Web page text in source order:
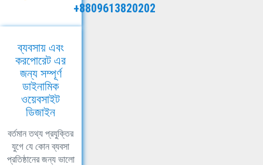
+8809613820202
ব্যবসায় এবং
করপোরেট এর
জন্য সম্পূর্ণ
ডাইনামিক
ওয়েবসাইট
ডিজাইন
বর্তমান তথ্য প্রযুক্তির
যুগে যে কোন ব্যবসা
প্রতিষ্ঠানের জন্য ভালো